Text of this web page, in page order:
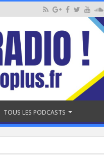
TOUS LES PODCASTS